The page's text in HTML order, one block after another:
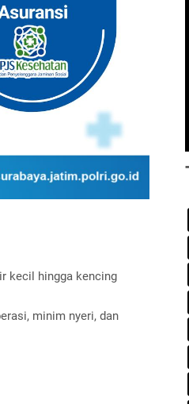
kecil hingga kencing
minim nyeri, dan